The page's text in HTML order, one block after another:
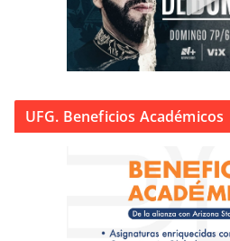
UFG. Beneficios Académicos